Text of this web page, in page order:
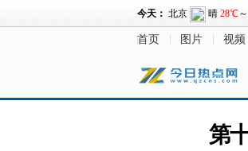
首页 图片 视频
第